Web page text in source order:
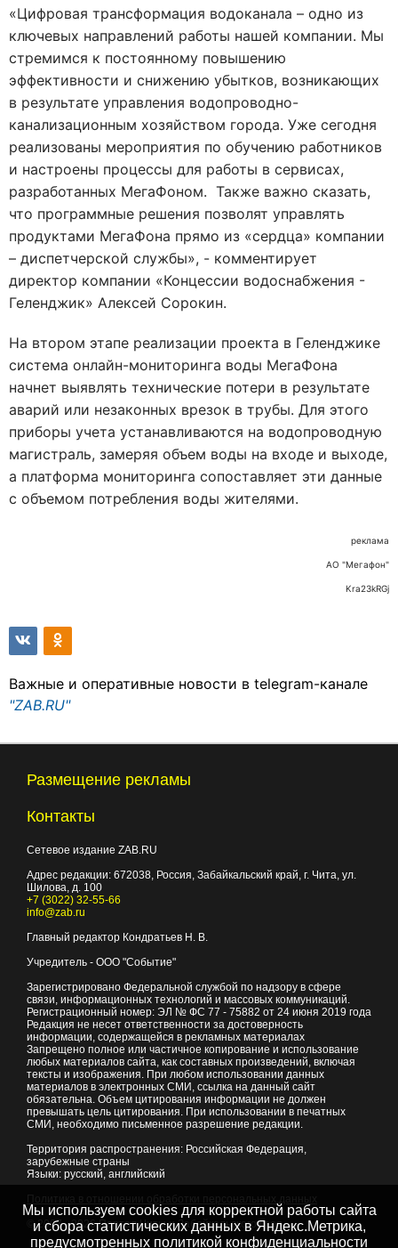
«Цифровая трансформация водоканала – одно из
ключевых направлений работы нашей компании. Мы
стремимся к постоянному повышению
эффективности и снижению убытков, возникающих
в результате управления водопроводно-
канализационным хозяйством города. Уже сегодня
реализованы мероприятия по обучению работников
и настроены процессы для работы в сервисах,
разработанных МегаФоном. Также важно сказать,
что программные решения позволят управлять
продуктами МегаФона прямо из «сердца» компании
– диспетчерской службы», - комментирует
директор компании «Концессии водоснабжения -
Геленджик» Алексей Сорокин.
На втором этапе реализации проекта в Геленджике
система онлайн-мониторинга воды МегаФона
начнет выявлять технические потери в результате
аварий или незаконных врезок в трубы. Для этого
приборы учета устанавливаются на водопроводную
магистраль, замеряя объем воды на входе и выходе,
а платформа мониторинга сопоставляет эти данные
с объемом потребления воды жителями.
реклама
АО "Мегафон"
Kra23kRGj
Важные и оперативные новости в telegram-канале
"ZAB.RU"
Размещение рекламы
Контакты
Сетевое издание ZAB.RU
Адрес редакции: 672038 , Россия, Забайкальский край, г. Чита ул.
Шилова, д. 100
+7 (3022) 32-55-66
info@zab.ru
Главный редактор Кондратьев Н. В.
Учредитель - ООО "Событие"
Зарегистрировано Федеральной службой по надзору в сфере
связи, информационных технологий и массовых коммуникаций.
Регистрационный номер: ЭЛ № ФС 77 - 75882 от 24 июня 2019 года
Редакция не несет ответственности за достоверность
информации, содержащейся в рекламных материалах
Запрещено полное или частичное копирование и использование
любых материалов сайта, как составных произведений, включая
тексты и изображения. При любом использовании данных
материалов в электронных СМИ, ссылка на данный сайт
обязательна. Объем цитирования информации не должен
превышать цель цитирования. При использовании в печатных
СМИ, необходимо письменное разрешение редакции.
Территория распространения: Российская Федерация,
зарубежные страны
Языки: русский, английский
© 2007 - 2026Портал Читы и Забайкальского края
Мы используем cookies для корректной работы сайта
и сбора статистических данных в Яндекс.Метрика,
предусмотренных политикой конфиденциальности